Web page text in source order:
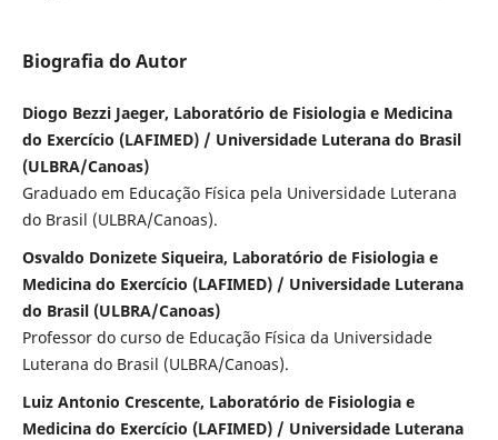
Biografia do Autor
Diogo Bezzi Jaeger, Laboratório de Fisiologia e Medicina
do Exercício (LAFIMED) / Universidade Luterana do Brasil
(ULBRA/Canoas)
Graduado em Educação Física pela Universidade Luterana
do Brasil (ULBRA/Canoas).
Osvaldo Donizete Siqueira, Laboratório de Fisiologia e
Medicina do Exercício (LAFIMED) / Universidade Luterana
do Brasil (ULBRA/Canoas)
Professor do curso de Educação Física da Universidade
Luterana do Brasil (ULBRA/Canoas).
Luiz Antonio Crescente, Laboratório de Fisiologia e
Medicina do Exercício (LAFIMED) / Universidade Luterana